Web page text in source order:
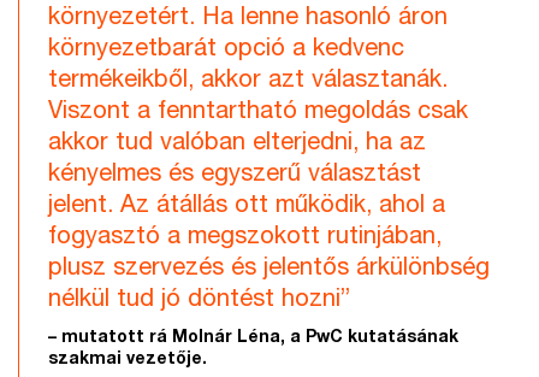
környezetért. Ha lenne hasonló áron
környezetbarát opció a kedvenc
termékeikből, akkor azt választanák.
Viszont a fenntartható megoldás csak
akkor tud valóban elterjedni, ha az
kényelmes és egyszerű választást
jelent. Az átállás ott működik, ahol a
fogyasztó a megszokott rutinjában,
plusz szervezés és jelentős árkülönbség
nélkül tud jó döntést hozni”
– mutatott rá Molnár Léna, a PwC kutatásának
szakmai vezetője.